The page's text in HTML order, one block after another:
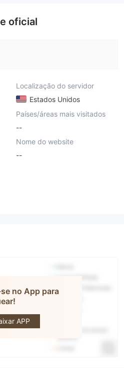
oficial
Localização do servidor
Estados Unidos
Países/áreas mais visitados
--
Nome do website
--
no App para
APP
onequity